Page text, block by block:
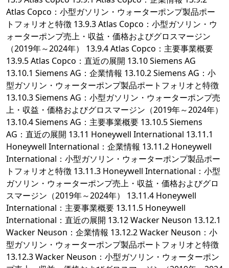
Atlas Copco：小型ガソリン・ウォーターポンプ製品ポー
トフォリオと特徴 13.9.3 Atlas Copco：小型ガソリン・ウ
ォーターポンプ売上・収益・価格およびグロスマージン
（2019年～2024年） 13.9.4 Atlas Copco：主要事業概要
13.9.5 Atlas Copco：直近の展開 13.10 Siemens AG
13.10.1 Siemens AG：企業情報 13.10.2 Siemens AG：小
型ガソリン・ウォーターポンプ製品ポートフォリオと特徴
13.10.3 Siemens AG：小型ガソリン・ウォーターポンプ売
上・収益・価格およびグロスマージン（2019年～2024年）
13.10.4 Siemens AG：主要事業概要 13.10.5 Siemens
AG：直近の展開 13.11 Honeywell International 13.11.1
Honeywell International：企業情報 13.11.2 Honeywell
International：小型ガソリン・ウォーターポンプ製品ポー
トフォリオと特徴 13.11.3 Honeywell International：小型
ガソリン・ウォーターポンプ売上・収益・価格およびグロ
スマージン（2019年～2024年） 13.11.4 Honeywell
International：主要事業概要 13.11.5 Honeywell
International：直近の展開 13.12 Wacker Neuson 13.12.1
Wacker Neuson：企業情報 13.12.2 Wacker Neuson：小
型ガソリン・ウォーターポンプ製品ポートフォリオと特徴
13.12.3 Wacker Neuson：小型ガソリン・ウォーターポン